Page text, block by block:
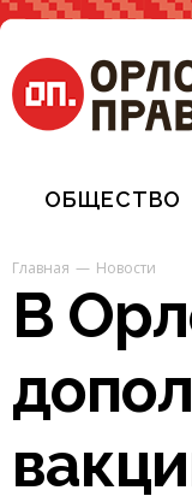
ОБЩЕСТВО
Главная Новости
В